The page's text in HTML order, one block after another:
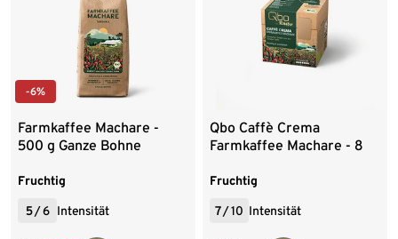
-6%
Farmkaffee Machare -
500 g Ganze Bohne
Fruchtig
5 /6 Intensität
Qbo Caffè Crema
Farmkaffee Machare - 8
Fruchtig
7/10 Intensität